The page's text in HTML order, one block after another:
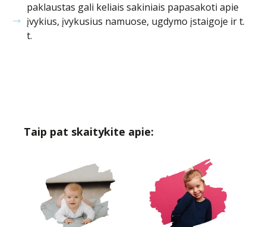
paklaustas gali keliais sakiniais papasakoti apie
įvykius, įvykusius namuose, ugdymo įstaigoje ir t.
t.
Taip pat skaitykite apie: